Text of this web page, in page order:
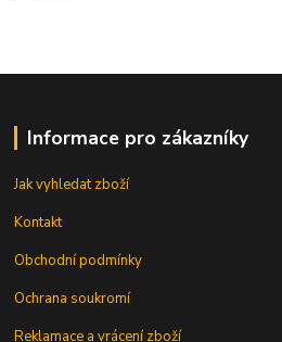
Informace pro zákazníky
Jak vyhledat zboží
Kontakt
Obchodní podmínky
Ochrana soukromí
Reklamace a vrácení zboží